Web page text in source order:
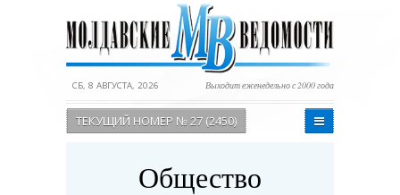
СБ, 8 АВГУСТА, 2026 Выходит еженедельно с 2000 года
ТЕКУЩИЙ НОМЕР № 27 (2450)
Общество